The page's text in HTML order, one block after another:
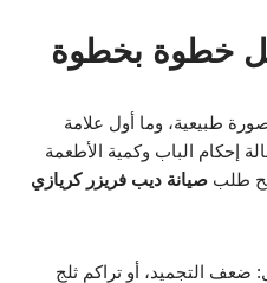
خطوة بخطوة
طبيعية، وما أول علامة
إحكام الباب وكمية الأطعمة
طلب صيانة ديب فريزر كريازي
ضعف التجميد، أو تراكم ثلج